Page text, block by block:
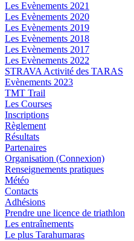
Les Evènements 2021
Les Evènements 2020
Les Evènements 2019
Les Evènements 2018
Les Evènements 2017
Les Evènements 2022
STRAVA Activité des TARAS
Evènements 2023
TMT Trail
Les Courses
Inscriptions
Règlement
Résultats
Partenaires
Organisation (Connexion)
Renseignements pratiques
Météo
Contacts
Adhésions
Prendre une licence de triathlon
Les entraînements
Le plus Tarahumaras